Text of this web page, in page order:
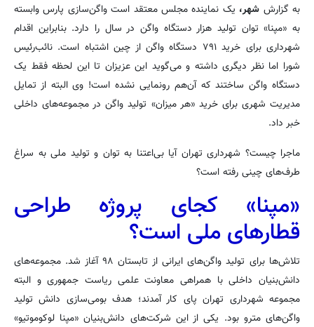
به گزارش شهر، یک نماینده مجلس معتقد است واگن‌سازی پارس وابسته
به «مپنا» توان تولید هزار دستگاه واگن در سال را دارد. بنابراین اقدام
شهرداری برای خرید ۷۹۱ دستگاه واگن از چین اشتباه است. نائب‌رئیس
شورا اما نظر دیگری داشته و می‌گوید این عزیزان تا این لحظه فقط یک
دستگاه واگن ساختند که آن‌هم رونمایی نشده است! وی البته از تمایل
مدیریت شهری برای خرید «هر میزان» تولید واگن در مجموعه‌های داخلی
خبر داد.
ماجرا چیست؟ شهرداری تهران آیا بی‌اعتنا به توان و تولید ملی به سراغ
طرف‌های چینی رفته است؟
«مپنا» کجای پروژه طراحی
قطارهای ملی است؟
تلاش‌ها برای تولید واگن‌های ایرانی از تابستان ۹۸ آغاز شد. مجموعه‌های
دانش‌بنیان داخلی با همراهی معاونت علمی ریاست جمهوری و البته
مجموعه شهرداری تهران پای کار آمدند؛ هدف بومی‌سازی دانش تولید
واگن‌های مترو بود. یکی از این شرکت‌های دانش‌بنیان «مپنا لوکوموتیو»